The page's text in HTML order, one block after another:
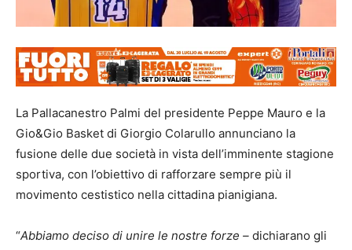
La Pallacanestro Palmi del presidente Peppe Mauro e la
Gio&Gio Basket di Giorgio Colarullo annunciano la
fusione delle due società in vista dell’imminente stagione
sportiva, con l’obiettivo di rafforzare sempre più il
movimento cestistico nella cittadina pianigiana.
“Abbiamo deciso di unire le nostre forze – dichiarano gli